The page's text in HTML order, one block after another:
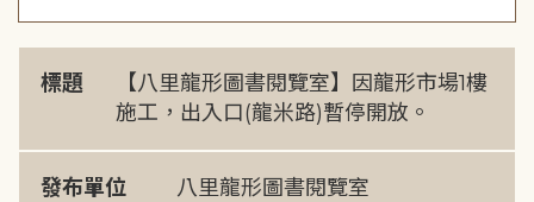
標題
【八里龍形圖書閱覽室】因龍形市場1樓
施工，出入口(龍米路)暫停開放。
發布單位 八里龍形圖書閱覽室